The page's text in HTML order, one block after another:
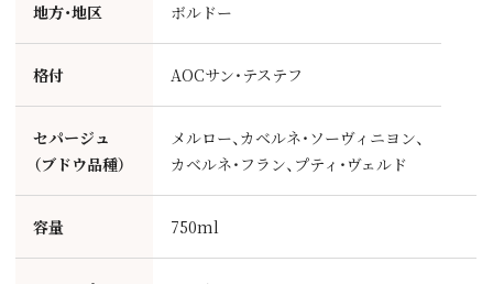
地方・地区 ボルドー
格付 AOCサン・テステフ
セパージュ
（ブドウ品種）
メルロー、カベルネ・ソーヴィニヨン、
カベルネ・フラン、プティ・ヴェルド
容量 750ml